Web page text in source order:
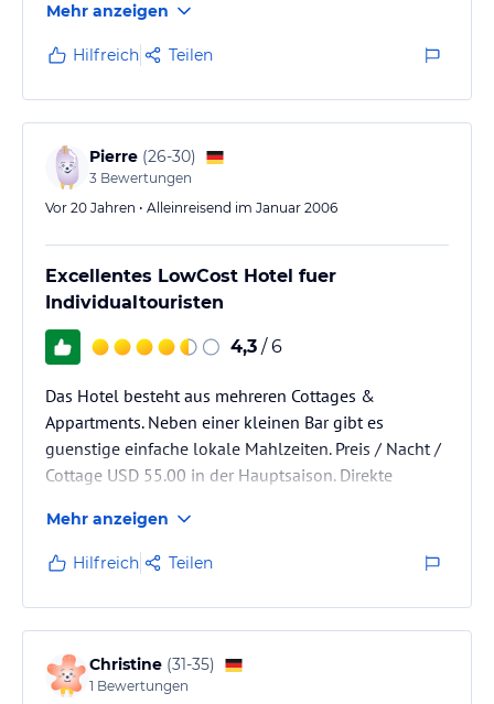
Kühlschrank, Ventilator.Handtücher vorhanden. Nette
Putzfee ,die sogar für ein paar J die Wäsche wäscht.
Mobilfunk mit T-Mobile genial .Konnte alles .SMS
Telefonieren einfach alles. Auch immer Netz.
Mehr anzeigen
Hilfreich Teilen
Pierre (26-30)
3 Bewertungen
Vor 20 Jahren • Alleinreisend im Januar 2006
Excellentes LowCost Hotel fuer
Individualtouristen
4,3 / 6
Das Hotel besteht aus mehreren Cottages &
Appartments. Neben einer kleinen Bar gibt es
guenstige einfache lokale Mahlzeiten. Preis / Nacht /
Cottage USD 55.00 in der Hauptsaison. Direkte
aller Bars (Alfreds, RootsBamboos, BourbanBeach,
The Jungle and Margaritaville) Wer sich im Kopf auf
eine einfache Unterkunft einstellt, wird positiv
überrascht. Tranfer zum Airport kann via JUTA fuer
USD 20.00 organisiert werden. In unmittelbarer Nähe
befinden sich auch die **** AI…
Mehr anzeigen
Hilfreich Teilen
Christine (31-35)
1 Bewertungen